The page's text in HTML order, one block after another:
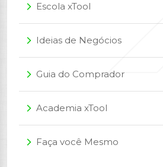
arrow_forward_ios Escola xTool
arrow_forward_ios Ideias de Negócios
arrow_forward_ios Guia do Comprador
arrow_forward_ios Academia xTool
arrow_forward_ios Faça você Mesmo